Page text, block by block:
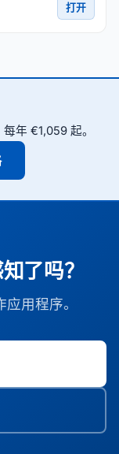
打开
年 €1,059 起。
了吗？
用程序。